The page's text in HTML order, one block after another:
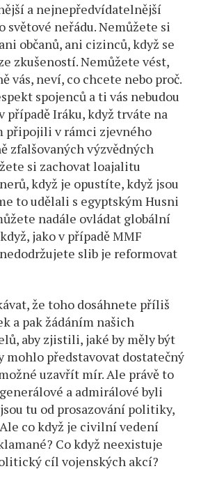
a nejnepředvídatelnější
světové neřádu. Nemůžete si
občanů, ani cizinců, když se
zkušeností. Nemůžete vést,
vás, neví, co chcete nebo proč.
spojenců a ti vás nebudou
případě Iráku, když trváte na
připojili v rámci zjevného
zfalšovaných výzvědných
si zachovat loajalitu
když je opustíte, když jsou
to udělali s egyptským Husni
nadále ovládat globální
jako v případě MMF
nedodržujete slib je reformovat
že toho dosáhnete příliš
a pak žádáním našich
aby zjistili, jaké by měly být
mohlo představovat dostatečný
uzavřít mír. Ale právě to
a admirálové byli
tu od prosazování politiky,
co když je civilní vedení
Co když neexistuje
cíl vojenských akcí?